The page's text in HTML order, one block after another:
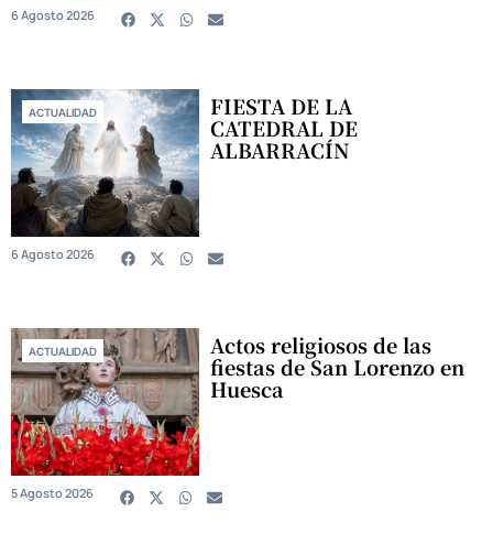
6 Agosto 2026
ACTUALIDAD FIESTA DE LA
CATEDRAL DE
ALBARRACÍN
6 Agosto 2026
ACTUALIDAD Actos religiosos de las
fiestas de San Lorenzo en
Huesca
5 Agosto 2026